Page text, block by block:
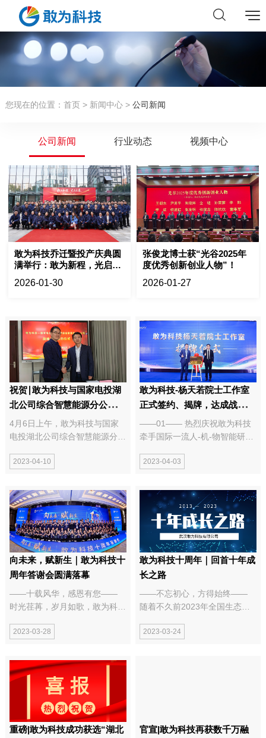
您现在的位置： 首页> 新闻中心> 公司新闻
公司新闻 行业动态 视频中心
敢为科技乔迁暨投产庆典圆
满举行：敢为新程，光启未
2026-01-30
张俊龙博士获“光谷2025年
度优秀创新创业人物”！
2026-01-27
祝贺∣敢为科技与国家电投湖
北公司综合智慧能源分公司签
订战略合作协议
4月6日上午，敢为科技与国家
电投湖北公司综合智慧能源分公
双方将在数字化能源安全监测系
安全可靠运行保驾护航。 实地
调研，走进敢为科技 在总经...
2023-04-10
敢为科技-杨天若院士工作室
正式签约、揭牌，达成战略合
——01—— 热烈庆祝敢为科技
牵手国际一流人-机-物智能研究
工作室！ 3月25日，在敢为科技
天若院士工作室正式签约、揭
牌，双方达成战略合作关系。特
聘请杨天若...
2023-04-03
向未来，赋新生｜敢为科技十
周年答谢会圆满落幕
——十载风华，感恩有您——
时光荏苒，岁月如歌，敢为科技
科技在高精度光学气体传感器、
激烈市场竞争中奋力拼搏、砥砺
前行，接受了市场风雨的重重洗
礼，一路走来...
2023-03-28
敢为科技十周年｜回首十年成
长之路
——不忘初心，方得始终——
随着不久前2023年全国生态环
科技作为深耕环保领域的企业，
2023-03-24
重磅|敢为科技成功获选“湖北
官宣|敢为科技再获数千万融